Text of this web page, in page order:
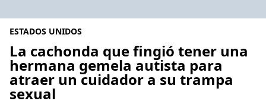
ESTADOS UNIDOS
La cachonda que fingió tener una
hermana gemela autista para
atraer un cuidador a su trampa
sexual